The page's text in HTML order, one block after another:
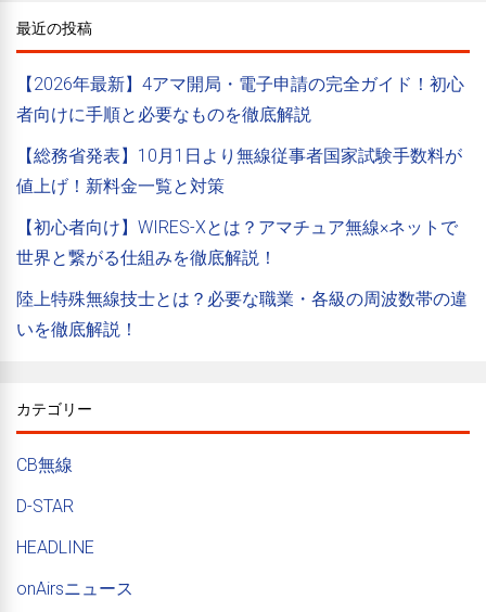
最近の投稿
【2026年最新】4アマ開局・電子申請の完全ガイド！初心
者向けに手順と必要なものを徹底解説
【総務省発表】10月1日より無線従事者国家試験手数料が
値上げ！新料金一覧と対策
【初心者向け】WIRES-Xとは？アマチュア無線×ネットで
世界と繋がる仕組みを徹底解説！
陸上特殊無線技士とは？必要な職業・各級の周波数帯の違
いを徹底解説！
カテゴリー
CB無線
D-STAR
HEADLINE
onAirsニュース